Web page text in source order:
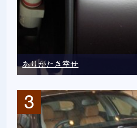
ありがたき幸せ